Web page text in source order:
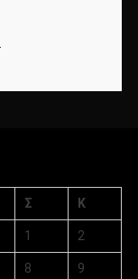
Σ Κ
1 2
8 9